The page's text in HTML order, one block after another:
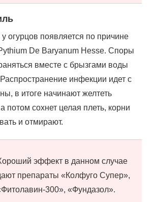
огурцов появляется по причине
De Baryanum Hesse. Споры
вместе с брызгами воды
инфекции идет с
в итоге начинают желтеть
потом сохнет целая плеть, корни
и отмирают.
эффект в данном случае
препараты «Колфуго Супер»,
300», «Фундазол».